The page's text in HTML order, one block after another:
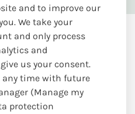
of the reviews.
5.00
and to improve our
We take your
and only process
and
us your consent.
any time with future
(Manage my
protection